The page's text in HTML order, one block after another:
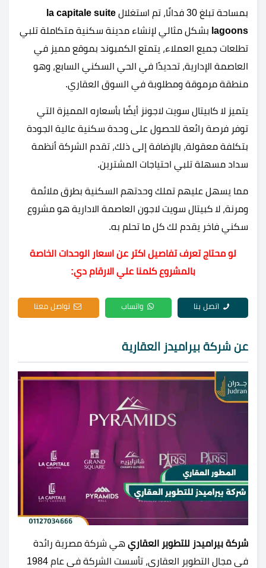
بمساحة تبلغ 30 فدانًا، تم استغلال
la capitale suite
lagoons بشكل مثالي لإنشاء مدينة سكنية متكاملة تلبي
تطلعات جميع العملاء، يتمتع الكمبوند بموقع مميز في
العاصمة الإدارية، تحديدًا في الحي السكني السابع، وهو
منطقة مرموقة ومطلوبة في السوق العقاري.
يتميز لا كابيتال سويت لاجونز أيضًا بأسعاره المميزة التي
توفر فرصة رائعة للحصول على وحدة سكنية عالية الجودة
بتكلفة معقولة، بالإضافة إلى ذلك، تقدم الشركة أنظمة
سداد مسهلة تلبي احتياجات المشترين.
مما يسهل عليهم تملك وحدتهم السكنية بطرق ملائمة
ومرنة، لا كبيتال سويت لاجون العاصمة الادارية هو مشروع
سكني فاخر يقدم لك كل ما تحلم به.
لو محتاج تعرف تفاصيل اكتر عن اسعار الوحدات الخاصة
بالمشروع كلمنا علي الارقام دي:
اتصل بنا واتساب تواصل معنا
عن شركة بيراميدز العقارية
شركة بيراميدز للتطوير العقاري هي شركة مصرية رائدة
في مجال التطوير العقاري، تأسست الشركة في عام 1984